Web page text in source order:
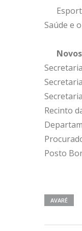
Saúde e
Recinto
Posto
AVARÉ